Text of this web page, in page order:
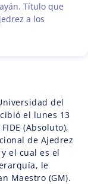
Título que
a los
del
el lunes 13
(Absoluto),
de Ajedrez
el cual es el
le
Maestro (GM).